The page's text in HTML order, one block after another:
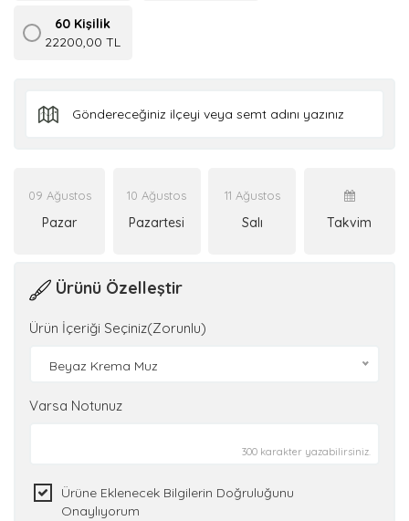
60 Kişilik
22200,00 TL
09 Ağustos
Pazar
10 Ağustos
Pazartesi
11 Ağustos
Salı Takvim
Ürünü Özelleştir
Ürün İçeriği Seçiniz(Zorunlu)
Beyaz Krema Muz
Varsa Notunuz
300 karakter yazabilirsiniz.
Ürüne Eklenecek Bilgilerin Doğruluğunu
Onaylıyorum